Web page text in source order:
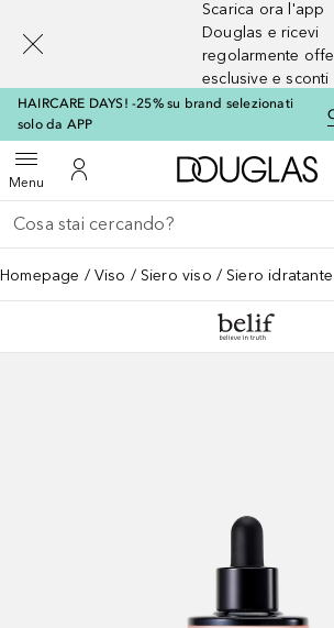
Scarica ora l'app
Douglas e ricevi
regolarmente
esclusive e sconti
HAIRCARE DAYS! -25% su brand selezionati
solo da APP
MenuApri menuAl Mio Account
A
Torna indietro
Esegui ricerca
Homepage Viso Siero viso Siero idratante
[navigation.slideout.screenreader]